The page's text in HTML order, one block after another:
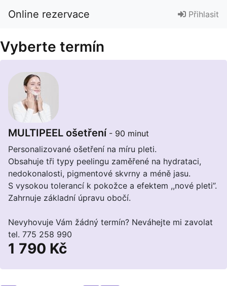
Online rezervace Přihlasit
Vyberte termín
MULTIPEEL ošetření - 90 minut
Personalizované ošetření na míru pleti.
Obsahuje tři typy peelingu zaměřené na hydrataci,
nedokonalosti, pigmentové skvrny a méně jasu.
S vysokou tolerancí k pokožce a efektem ,,nové pleti”.
Zahrnuje základní úpravu obočí.
Nevyhovuje Vám žádný termín? Neváhejte mi zavolat
tel. 775 258 990
1 790 Kč